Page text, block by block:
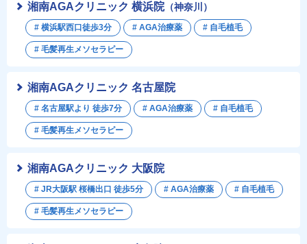
湘南AGAクリニック 大阪院
# JR大阪駅 桜橋出口 徒歩5分 # AGA治療薬 # 自毛植毛
# 毛髪再生メソセラピー
湘南AGAクリニック 横浜院（神奈川）
# 横浜駅西口徒歩3分 # AGA治療薬 # 自毛植毛
# 毛髪再生メソセラピー
湘南AGAクリニック 名古屋院
# 名古屋駅より 徒歩7分 # AGA治療薬 # 自毛植毛
# 毛髪再生メソセラピー